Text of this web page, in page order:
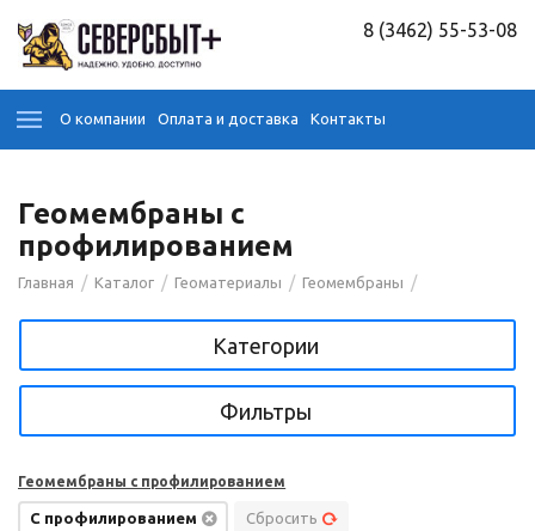
8 (3462) 55-53-08
О компании Оплата и доставка Контакты
Геомембраны с
профилированием
Главная / Каталог / Геоматериалы / Геомембраны /
Категории
Фильтры
Геомембраны с профилированием
С профилированием Сбросить